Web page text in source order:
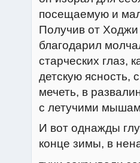
посещаемую и
Получив от
благодарил
старческих глаз,
детскую ясность,
мечеть, в
с летучими
И вот однажды
конце зимы, в